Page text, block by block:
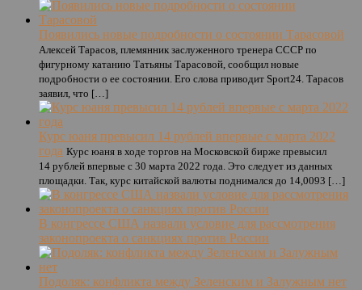
Появились новые подробности о состоянии Тарасовой
Алексей Тарасов, племянник заслуженного тренера СССР по
фигурному катанию Татьяны Тарасовой, сообщил новые
подробности о ее состоянии. Его слова приводит Sport24. Тарасов
заявил, что […]
Курс юаня превысил 14 рублей впервые с марта 2022
года Курс юаня в ходе торгов на Московской бирже превысил
14 рублей впервые с 30 марта 2022 года. Это следует из данных
площадки. Так, курс китайской валюты поднимался до 14,0093 […]
В конгрессе США назвали условие для рассмотрения
законопроекта о санкциях против России
Подоляк: конфликта между Зеленским и Залужным нет